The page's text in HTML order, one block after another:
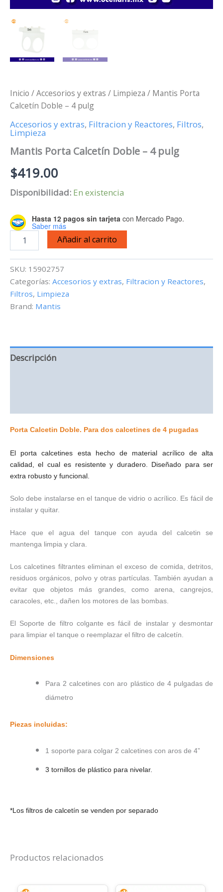
Inicio /Accesorios y extras / Limpieza / Mantis Porta
Calcetín Doble – 4 pulg
Accesorios y extras, Filtracion y Reactores, Filtros,
Limpieza
Mantis Porta Calcetín Doble – 4 pulg
$419.00
Disponibilidad: En existencia
Hasta 12 pagos sin tarjeta con Mercado Pago.
Saber más
Porta
-
4
pulg
cantidad
Añadir al carrito
SKU: 15902757
Categorías: Accesorios y extras, Filtracion y Reactores,
Filtros, Limpieza
Brand: Mantis
Descripción
Porta Calcetin Doble. Para dos calcetines de 4 pugadas
El porta calcetines esta hecho de material acrílico de alta
calidad, el cual es resistente y duradero. Diseñado para ser
extra robusto y funcional.
Solo debe instalarse en el tanque de vidrio o acrílico. Es fácil de
instalar y quitar.
Hace que el agua del tanque con ayuda del calcetin se
mantenga limpia y clara.
Los calcetines filtrantes eliminan el exceso de comida, detritos,
residuos orgánicos, polvo y otras partículas. También ayudan a
evitar que objetos más grandes, como arena, cangrejos,
caracoles, etc., dañen los motores de las bombas.
El Soporte de filtro colgante es fácil de instalar y desmontar
para limpiar el tanque o reemplazar el filtro de calcetín.
Dimensiones
Para 2 calcetines con aro plástico de 4 pulgadas de
diámetro
Piezas incluidas:
1 soporte para colgar 2 calcetines con aros de 4”
3 tornillos de plástico para nivelar.
*Los filtros de calcetín se venden por separado
Productos relacionados